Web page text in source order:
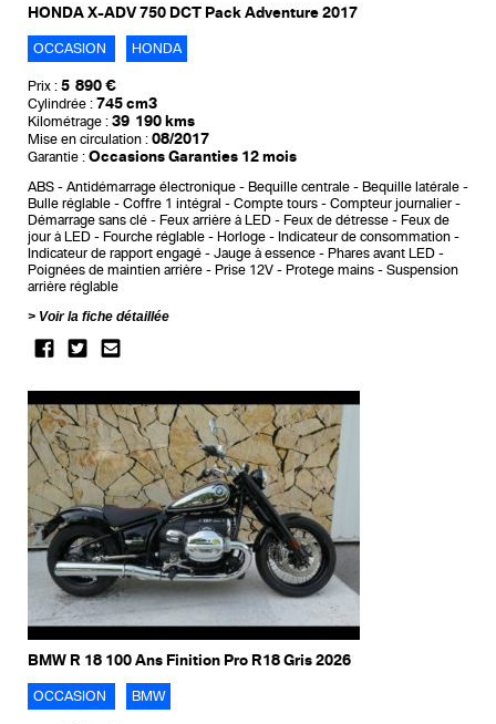
HONDA X-ADV 750 DCT Pack Adventure 2017
OCCASION HONDA
Prix : 5 890 €
Cylindrée : 745 cm3
Kilométrage : 39 190 kms
Mise en circulation : 08/2017
Garantie : Occasions Garanties 12 mois
ABS Antidémarrage électronique Bequille centrale
Bequille latérale
Bulle réglable
Coffre 1 intégral Compte tours
Compteur journalier
Démarrage sans clé
Feux arrière à LED Feux de détresse
Feux de
jour à LED
Fourche réglable Horloge
Indicateur de consommation
Indicateur de rapport engagé
Jauge à essence
Phares avant LED
Poignées de maintien arrière
Prise 12V Protege mains
Suspension
arrière réglable
Voir la fiche détaillée
BMW R 18 100 Ans Finition Pro R18 Gris 2026
OCCASION BMW